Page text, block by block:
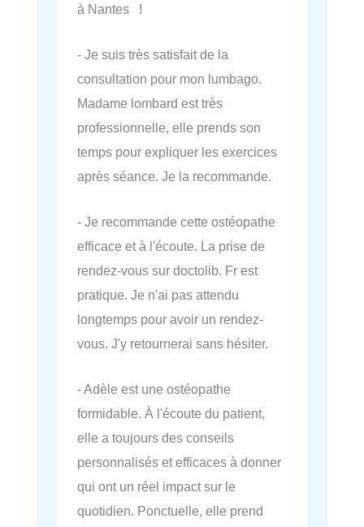
à Nantes !
- Je suis très satisfait de la
consultation pour mon lumbago.
Madame lombard est très
professionnelle, elle prends son
temps pour expliquer les exercices
après séance. Je la recommande.
- Je recommande cette ostéopathe
efficace et à l'écoute. La prise de
rendez-vous sur doctolib. Fr est
pratique. Je n'ai pas attendu
longtemps pour avoir un rendez-
vous. J'y retournerai sans hésiter.
- Adèle est une ostéopathe
formidable. À l'écoute du patient,
elle a toujours des conseils
personnalisés et efficaces à donner
qui ont un réel impact sur le
quotidien. Ponctuelle, elle prend